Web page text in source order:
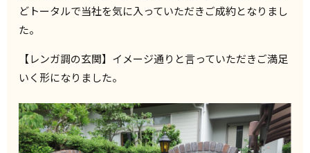
どトータルで当社を気に入っていただきご成約となりまし
た。
【レンガ調の玄関】イメージ通りと言っていただきご満足
いく形になりました。